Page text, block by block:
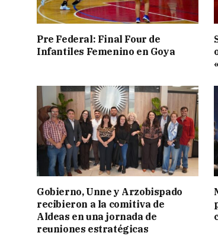
Pre Federal: Final Four de
Infantiles Femenino en Goya
Gobierno, Unne y Arzobispado
recibieron a la comitiva de
Aldeas en una jornada de
reuniones estratégicas